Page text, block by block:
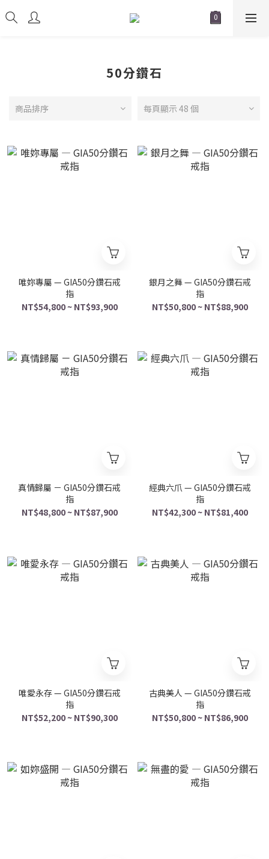
50分鑽石
商品排序 每頁顯示 48 個
唯妳專屬 — GIA50分鑽石戒
指
NT$54,800 ~ NT$93,900
銀月之舞 — GIA50分鑽石戒
指
NT$50,800 ~ NT$88,900
真情歸屬 － GIA50分鑽石戒
指
NT$48,800 ~ NT$87,900
經典六爪 — GIA50分鑽石戒
指
NT$42,300 ~ NT$81,400
唯愛永存 — GIA50分鑽石戒
指
NT$52,200 ~ NT$90,300
古典美人 — GIA50分鑽石戒
指
NT$50,800 ~ NT$86,900